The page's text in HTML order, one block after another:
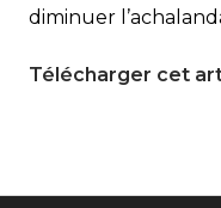
diminuer
Télécharger cet